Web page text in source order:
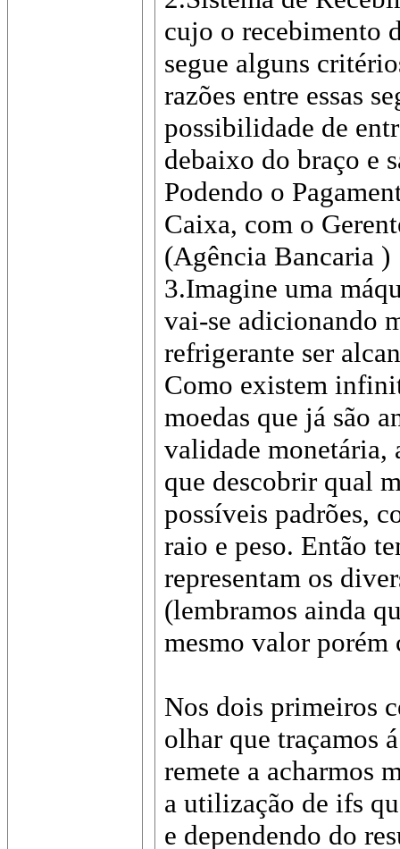
cujo o recebimento
segue alguns
razões entre essas
possibilidade de
debaixo do braço e
Podendo o
Caixa, com o
(Agência Bancaria )
3.Imagine uma
vai-se adicionando
refrigerante ser
Como existem
moedas que já são
validade monetária,
que descobrir qual
possíveis padrões,
raio e peso. Então
representam os
(lembramos ainda
mesmo valor porém
Nos dois primeiros
olhar que traçamos
remete a acharmos
a utilização de ifs
e dependendo do